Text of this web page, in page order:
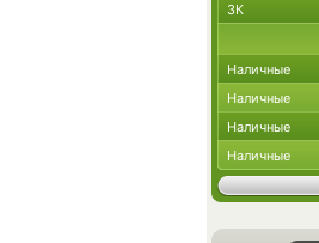
ЗК
Наличные
Наличные
Наличные
Наличные